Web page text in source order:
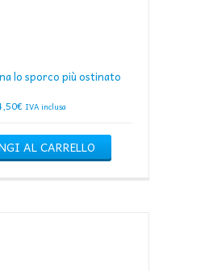
lo sporco più ostinato
€ IVA inclusa
AL CARRELLO